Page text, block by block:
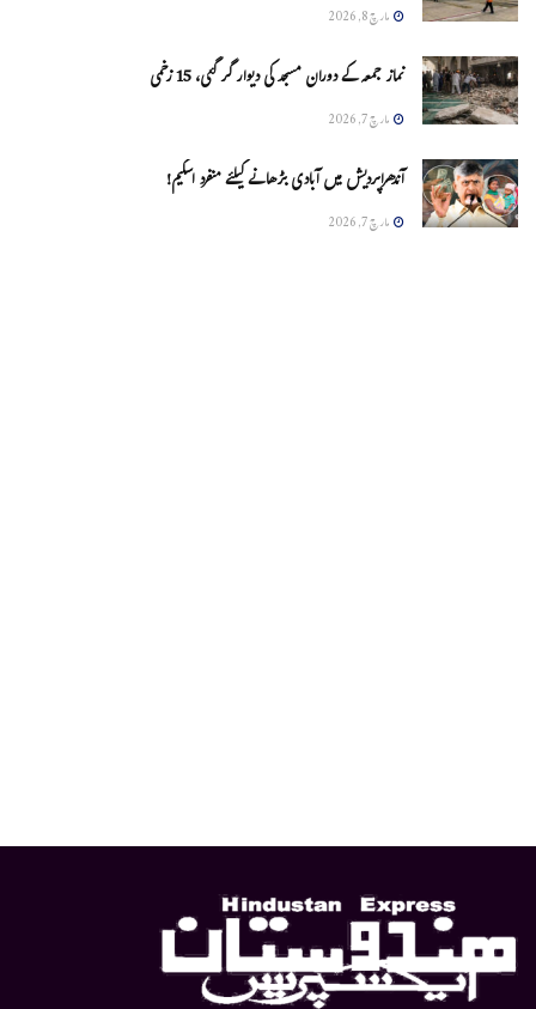
مارچ 8, 2026
نماز جمعہ کے دوران مسجد کی دیوار گر گئی، 15 زخمی
مارچ 7, 2026
آندھراپردیش میں آبادی بڑھانے کیلئے منفرد اسکیم!
مارچ 7, 2026